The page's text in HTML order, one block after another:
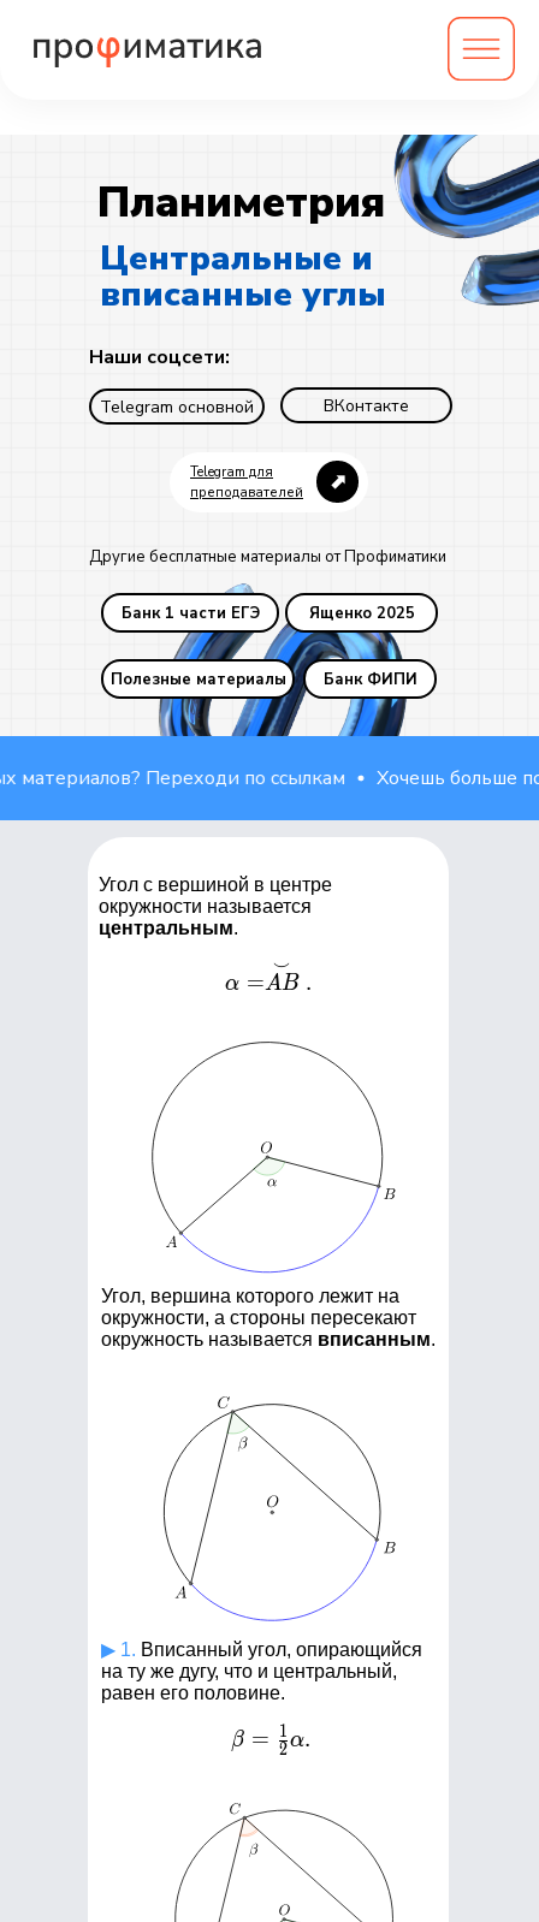
Планиметрия
Центральные и
вписанные углы
Telegram основной ВКонтакте
Другие бесплатные материалы от Профиматики
Банк 1 части ЕГЭ Ященко 2025
Банк ФИПИ
Полезные материалы
Telegram для
преподавателей
⬈
Наши соцсети:
Переходи по ссылкам Хочешь больше
Угол с вершиной в центре
окружности называется
центральным.
\alpha =
α =AB
⌣
.
Угол, вершина которого лежит на
окружности, а стороны пересекают
окружность называется вписанным.
▶ 1. Вписанный угол, опирающийся
на ту же дугу, что и центральный,
равен его половине.
\beta
β = 2
1α.